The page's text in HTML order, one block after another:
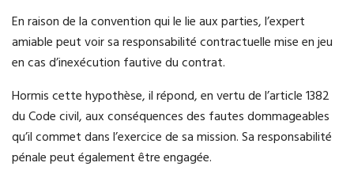
En raison de la convention qui le lie aux parties, l’expert
amiable peut voir sa responsabilité contractuelle mise en jeu
en cas d’inexécution fautive du contrat.
Hormis cette hypothèse, il répond, en vertu de l’article 1382
du Code civil, aux conséquences des fautes dommageables
qu’il commet dans l’exercice de sa mission. Sa responsabilité
pénale peut également être engagée.